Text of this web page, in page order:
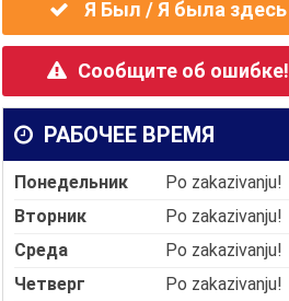
Я Был / Я была здесь
Сообщите об ошибке!
РАБОЧЕЕ ВРЕМЯ
Понедельник
Po zakazivanju!
Вторник
Po zakazivanju!
Среда
Po zakazivanju!
Четверг
Po zakazivanju!